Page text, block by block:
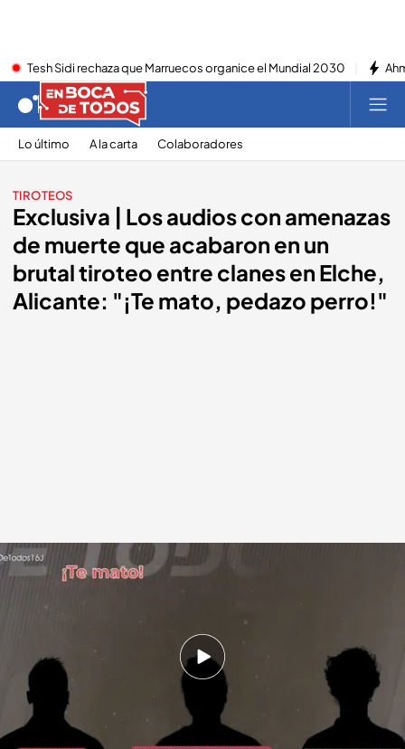
Tesh Sidi rechaza que Marruecos organice el Mundial 2030
Lo último A la carta Colaboradores
TIROTEOS
Exclusiva | Los audios con amenazas
de muerte que acabaron en un
brutal tiroteo entre clanes en Elche,
Alicante: "¡Te mato, pedazo perro!"
Las amenazas de muerte entre clanes
16 JUN 2025 - 12:38h.
El programa accede en exclusiva a los audios
antes del tiroteo en Elche: la amenaza de
muerte es directa